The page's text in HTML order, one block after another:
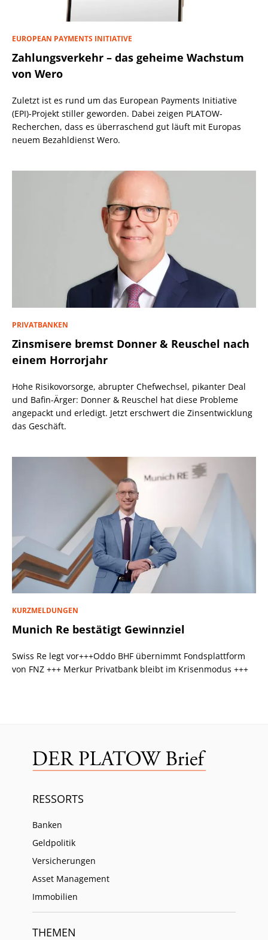
EUROPEAN PAYMENTS INITIATIVE
Zahlungsverkehr – das geheime Wachstum
von Wero
Zuletzt ist es rund um das European Payments Initiative
(EPI)-Projekt stiller geworden. Dabei zeigen PLATOW-
Recherchen, dass es überraschend gut läuft mit Europas
neuem Bezahldienst Wero.
PRIVATBANKEN
Zinsmisere bremst Donner & Reuschel nach
einem Horrorjahr
Hohe Risikovorsorge, abrupter Chefwechsel, pikanter Deal
und Bafin-Ärger: Donner & Reuschel hat diese Probleme
angepackt und erledigt. Jetzt erschwert die Zinsentwicklung
das Geschäft.
KURZMELDUNGEN
Munich Re bestätigt Gewinnziel
Swiss Re legt vor+++Oddo BHF übernimmt Fondsplattform
von FNZ +++ Merkur Privatbank bleibt im Krisenmodus +++
RESSORTS
Banken
Geldpolitik
Versicherungen
Asset Management
Immobilien
THEMEN